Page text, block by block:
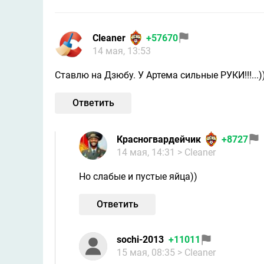
Cleaner
+57670
14 мая, 13:53
Ставлю на Дзюбу. У Артема сильные
Ответить
Красногвардейчик
+8727
14 мая, 14:31 > Cleaner
Но слабые и пустые яйца))
Ответить
sochi-2013 +11011
15 мая, 08:35 > Cleaner